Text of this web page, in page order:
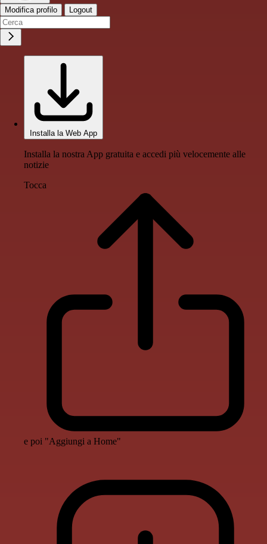
Modifica profilo Logout
Installa la Web App
Installa la nostra App gratuita e accedi più velocemente alle
notizie
Tocca
e poi "Aggiungi a Home"